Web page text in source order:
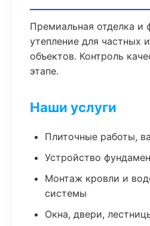
Премиальная отделка и
утепление для частных
объектов. Контроль
этапе.
Наши услуги
Плиточные работы,
Устройство
Монтаж кровли и
системы
Окна, двери,